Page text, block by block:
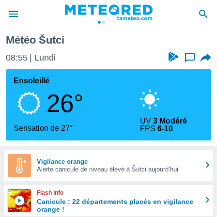
de
Météo Šutci
08:55 Lundi ...
Ensoleillé
26°
Sensation de 27°
UV3 Modéré
FPS6-10
Vigilance orange
Alerte canicule de niveau élevé à Šutci aujourd’hui
Flash info
Canicule : 22 départements placés en vigilance
orange !